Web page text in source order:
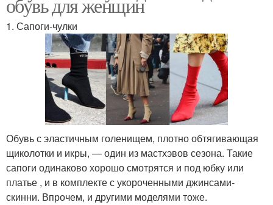
обувь для женщин
1. Сапоги-чулки
Обувь с эластичным голенищем, плотно обтягивающая
щиколотки и икры, — один из мастхэвов сезона. Такие
сапоги одинаково хорошо смотрятся и под юбку или
платье , и в комплекте с укороченными джинсами-
скинни. Впрочем, и другими моделями тоже.